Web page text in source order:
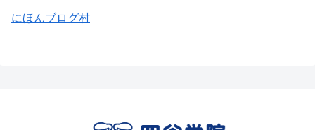
にほんブログ村